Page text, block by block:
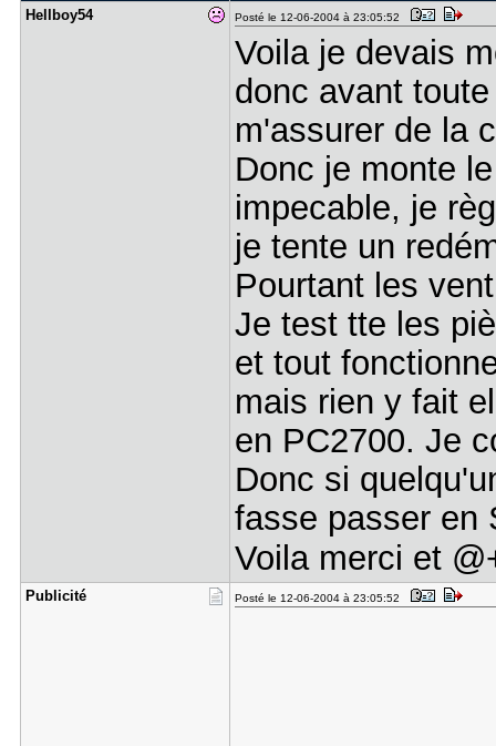
Hellboy54 Posté le 12-06-2004 à 23:05:52
Voila je devais
donc avant
m'assurer de la
Donc je monte
impecable, je
je tente un
Pourtant les
Je test tte les
et tout
mais rien y fait
en PC2700. Je
Donc si
fasse passer en
Voila merci et
Publicité Posté le 12-06-2004 à 23:05:52